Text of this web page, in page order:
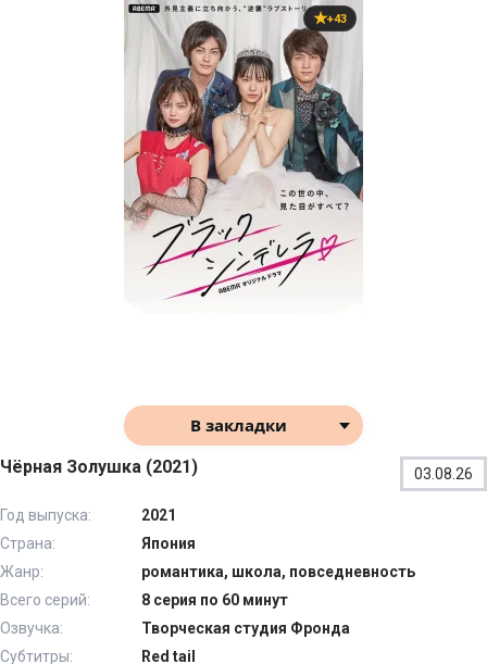
+43
В закладки
Чёрная Золушка (2021) 03.08.26
Год выпуска:
2021
Страна:
Япония
Жанр:
романтика, школа, повседневность
Всего серий:
8 серия по 60 минут
Озвучка:
Творческая студия Фронда
Субтитры:
Red tail